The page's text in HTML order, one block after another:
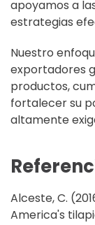
apoyamos a
estrategias
Nuestro
exportadores
productos,
fortalecer su
altamente
Alceste, C.
America's